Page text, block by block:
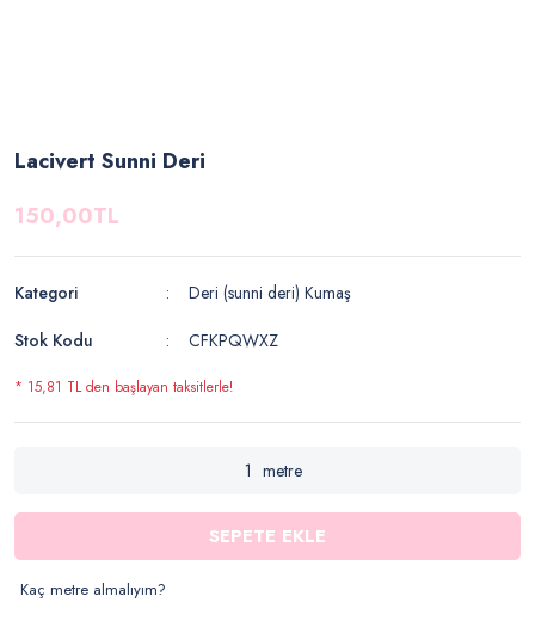
Lacivert Sunni Deri
150,00TL
Kategori
Deri (sunni deri) Kumaş
Stok Kodu
CFKPQWXZ
* 15,81 TL den başlayan taksitlerle!
metre
SEPETE EKLE
Kaç metre almalıyım?